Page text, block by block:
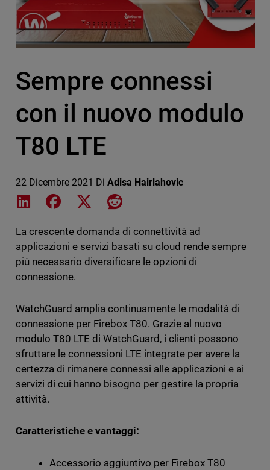
Sempre connessi
con il nuovo modulo
T80 LTE
22 Dicembre 2021 Di Adisa Hairlahovic
Share on LinkedIn
Share on Facebook
Share on XShare on Reddit
La crescente domanda di connettività ad
applicazioni e servizi basati su cloud rende sempre
più necessario diversificare le opzioni di
connessione.
WatchGuard amplia continuamente le modalità di
connessione per Firebox T80. Grazie al nuovo
modulo T80 LTE di WatchGuard, i clienti possono
sfruttare le connessioni LTE integrate per avere la
certezza di rimanere connessi alle applicazioni e ai
servizi di cui hanno bisogno per gestire la propria
attività.
Caratteristiche e vantaggi:
Accessorio aggiuntivo per Firebox T80